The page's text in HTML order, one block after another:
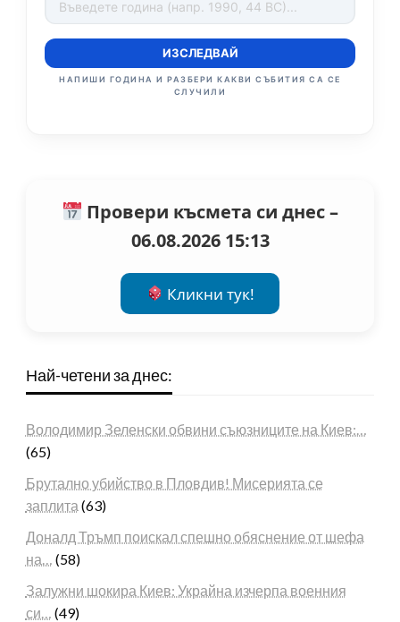
ИЗСЛЕДВАЙ
НАПИШИ ГОДИНА И РАЗБЕРИ КАКВИ СЪБИТИЯ СА СЕ
СЛУЧИЛИ
Провери късмета си днес –
06.08.2026 15:13
Кликни тук!
Най-четени за днес:
Володимир Зеленски обвини съюзниците на Киев:…
(65)
Брутално убийство в Пловдив! Мисерията се
заплита (63)
Доналд Тръмп поискал спешно обяснение от шефа
на…
(58)
Залужни шокира Киев: Украйна изчерпа военния
си…
(49)